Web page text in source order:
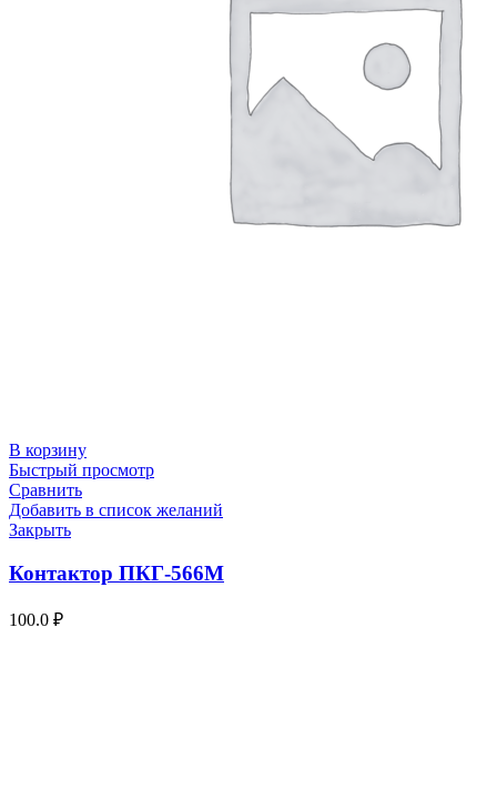
В корзину
Быстрый просмотр
Сравнить
Добавить в список желаний
Закрыть
Контактор ПКГ-566М
100.0 ₽